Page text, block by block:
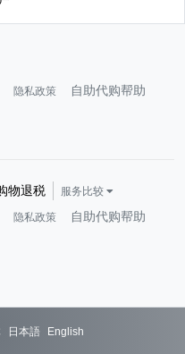
隐私政策 自助代购帮助
物退税 服务比较
隐私政策 自助代购帮助
日本語 English